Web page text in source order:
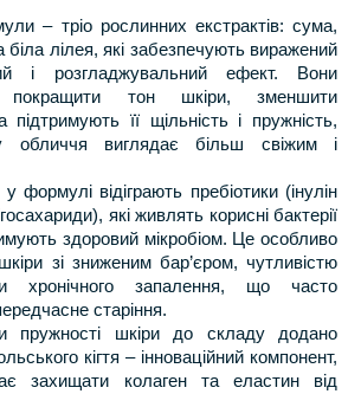
– тріо рослинних екстрактів: сума,
біла лілея, які забезпечують виражений
і розгладжувальний ефект. Вони
покращити тон шкіри, зменшити
підтримують її щільність і пружність,
обличчя виглядає більш свіжим і
формулі відіграють пребіотики (інулін
які живлять корисні бактерії
здоровий мікробіом. Це особливо
зі зниженим бар’єром, чутливістю
хронічного запалення, що часто
старіння.
пружності шкіри до складу додано
кігтя – інноваційний компонент,
захищати колаген та еластин від